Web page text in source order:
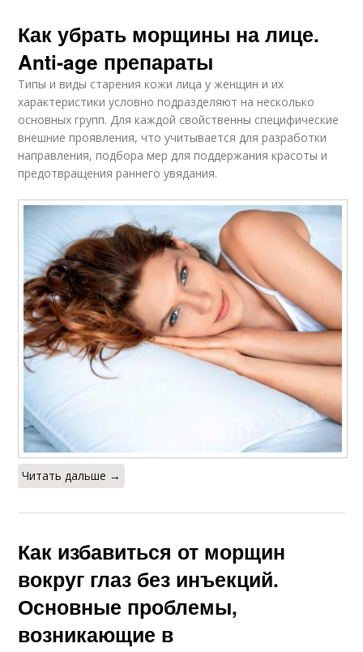
Как убрать морщины на лице.
Anti-age препараты
Типы и виды старения кожи лица у женщин и их
характеристики условно подразделяют на несколько
основных групп. Для каждой свойственны специфические
внешние проявления, что учитывается для разработки
направления, подбора мер для поддержания красоты и
предотвращения раннего увядания.
Читать дальше →
Как избавиться от морщин
вокруг глаз без инъекций.
Основные проблемы,
возникающие в